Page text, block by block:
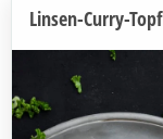
Linsen-Curry-Topf